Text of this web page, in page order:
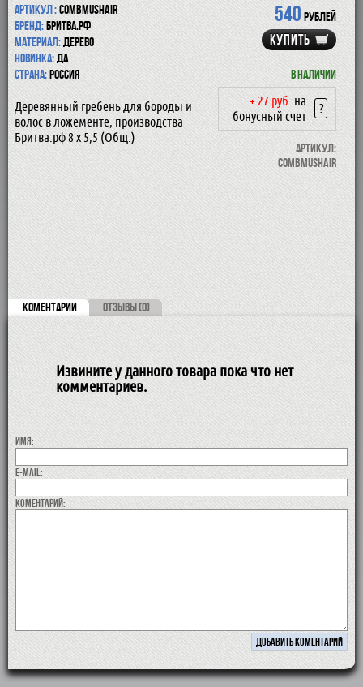
540 рублей
КУПИТЬ
В наличии
+ 27 руб. на
бонусный счет
?
Артикул:
CombMusHair
Артикул :CombMusHair
Бренд:Бритва.рф
Материал:дерево
Новинка:да
Страна:Россия
Деревянный гребень для бороды и
волос в ложементе, производства
Бритва.рф 8 х 5,5 (Общ.)
КОМЕНТАРИИ ОТЗЫВЫ (0)
Извините у данного товара пока что нет
комментариев.
Имя:
E-MAIL:
коментарий: